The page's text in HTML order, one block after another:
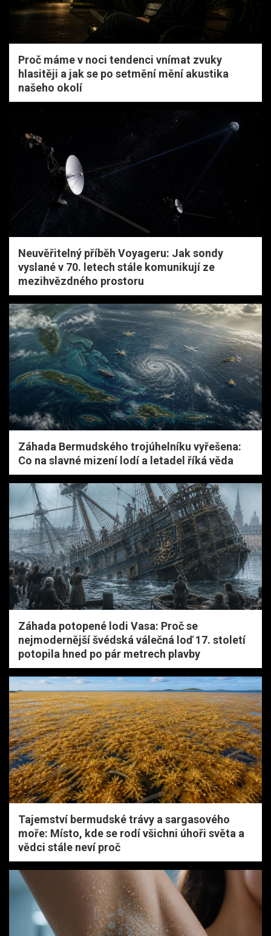
Proč máme v noci tendenci vnímat zvuky
hlasitěji a jak se po setmění mění akustika
našeho okolí
Neuvěřitelný příběh Voyageru: Jak sondy
vyslané v 70. letech stále komunikují ze
mezihvězdného prostoru
Záhada Bermudského trojúhelníku vyřešena:
Co na slavné mizení lodí a letadel říká věda
Záhada potopené lodi Vasa: Proč se
nejmodernější švédská válečná loď 17. století
potopila hned po pár metrech plavby
Tajemství bermudské trávy a sargasového
moře: Místo, kde se rodí všichni úhoři světa a
vědci stále neví proč